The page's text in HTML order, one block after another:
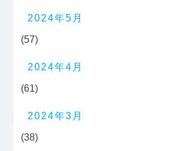
2024年5月
(57)
2024年4月
(61)
2024年3月
(38)